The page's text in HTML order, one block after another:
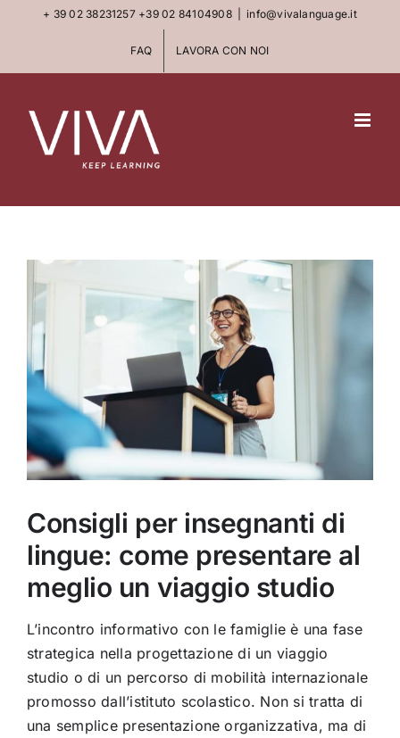
+ 39 02 38231257 +39 02 84104908 info@vivalanguage.it
FAQ LAVORA CON NOI
Larger
Image
Consigli per insegnanti di
lingue: come presentare al
meglio un viaggio studio
L’incontro informativo con le famiglie è una fase
strategica nella progettazione di un viaggio
studio o di un percorso di mobilità internazionale
promosso dall’istituto scolastico. Non si tratta di
una semplice presentazione organizzativa, ma di